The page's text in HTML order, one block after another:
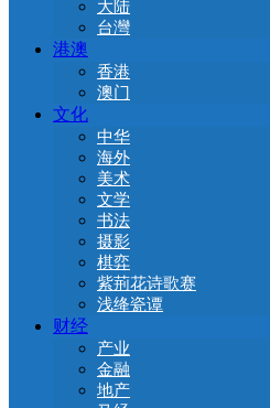
大陆
台灣
港澳
香港
澳门
文化
中华
海外
美术
文学
书法
摄影
棋弈
紫荊花诗歌赛
浅绛瓷谭
财经
产业
金融
地产